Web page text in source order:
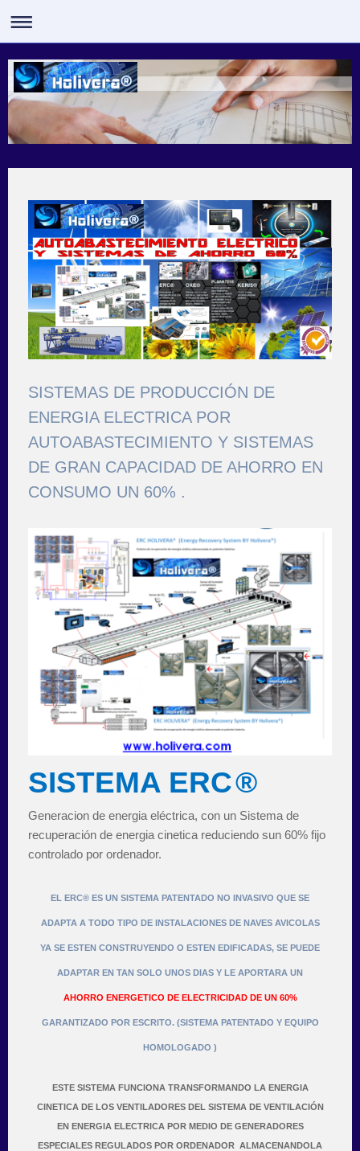
SISTEMAS DE PRODUCCIÓN DE
ENERGIA ELECTRICA POR
AUTOABASTECIMIENTO Y SISTEMAS
DE GRAN CAPACIDAD DE AHORRO EN
CONSUMO UN 60% .
SISTEMA ERC®
Generacion de energia eléctrica, con un Sistema de
recuperación de energia cinetica reduciendo sun 60% fijo
controlado por ordenador.
EL ERC® ES UN SISTEMA PATENTADO NO INVASIVO QUE SE
ADAPTA A TODO TIPO DE INSTALACIONES DE NAVES AVICOLAS
YA SE ESTEN CONSTRUYENDO O ESTEN EDIFICADAS, SE PUEDE
ADAPTAR EN TAN SOLO UNOS DIAS Y LE APORTARA UN
AHORRO ENERGETICO DE ELECTRICIDAD DE UN 60%
GARANTIZADO POR ESCRITO. (SISTEMA PATENTADO Y EQUIPO
HOMOLOGADO )
ESTE SISTEMA FUNCIONA TRANSFORMANDO LA ENERGIA
CINETICA DE LOS VENTILADORES DEL SISTEMA DE VENTILACIÓN
EN ENERGIA ELECTRICA POR MEDIO DE GENERADORES
ESPECIALES REGULADOS POR ORDENADOR ALMACENANDOLA